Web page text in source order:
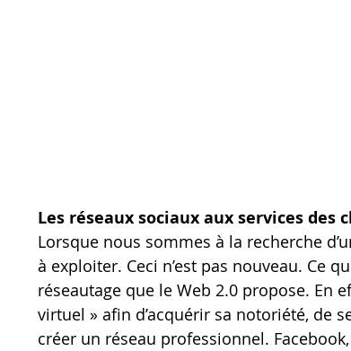
Les réseaux sociaux aux services des
Lorsque nous sommes à la recherche
à exploiter. Ceci n’est pas nouveau. Ce
réseautage que le Web 2.0 propose. En
virtuel » afin d’acquérir sa notoriété, de
créer un réseau professionnel.